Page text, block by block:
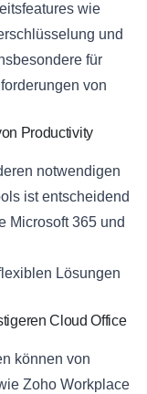
wie
und
für
von
Productivity
notwendigen
ist entscheidend
Microsoft 365 und
Lösungen
Cloud Office
können von
Zoho Workplace